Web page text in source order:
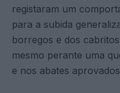
registaram um
para a subida
borregos e dos
mesmo perante uma
e nos abates